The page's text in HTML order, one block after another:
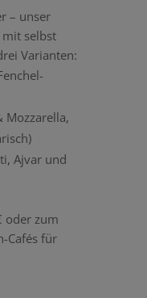
– unser
selbst
Varianten:
Mozzarella,
Ajvar und
oder zum
Cafés für